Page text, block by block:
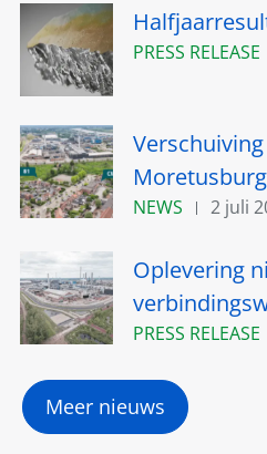
PRESS RELEASE
Moretusburg
NEWS 2 juli
Oplevering
Hemiksem
najaar van
PRESS RELEASE
Meer nieuws